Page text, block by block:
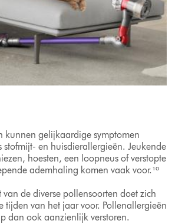
kunnen gelijkaardige symptomen
stofmijt- en huisdierallergieën. Jeukende
hoesten, een loopneus of verstopte
ademhaling komen vaak voor.¹⁰
van de diverse pollensoorten doet zich
tijden van het jaar voor. Pollenallergieën
dan ook aanzienlijk verstoren.